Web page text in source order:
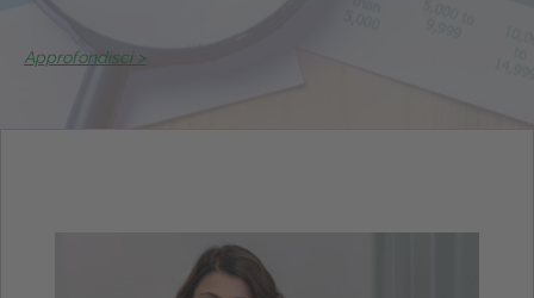
Approfondisci >